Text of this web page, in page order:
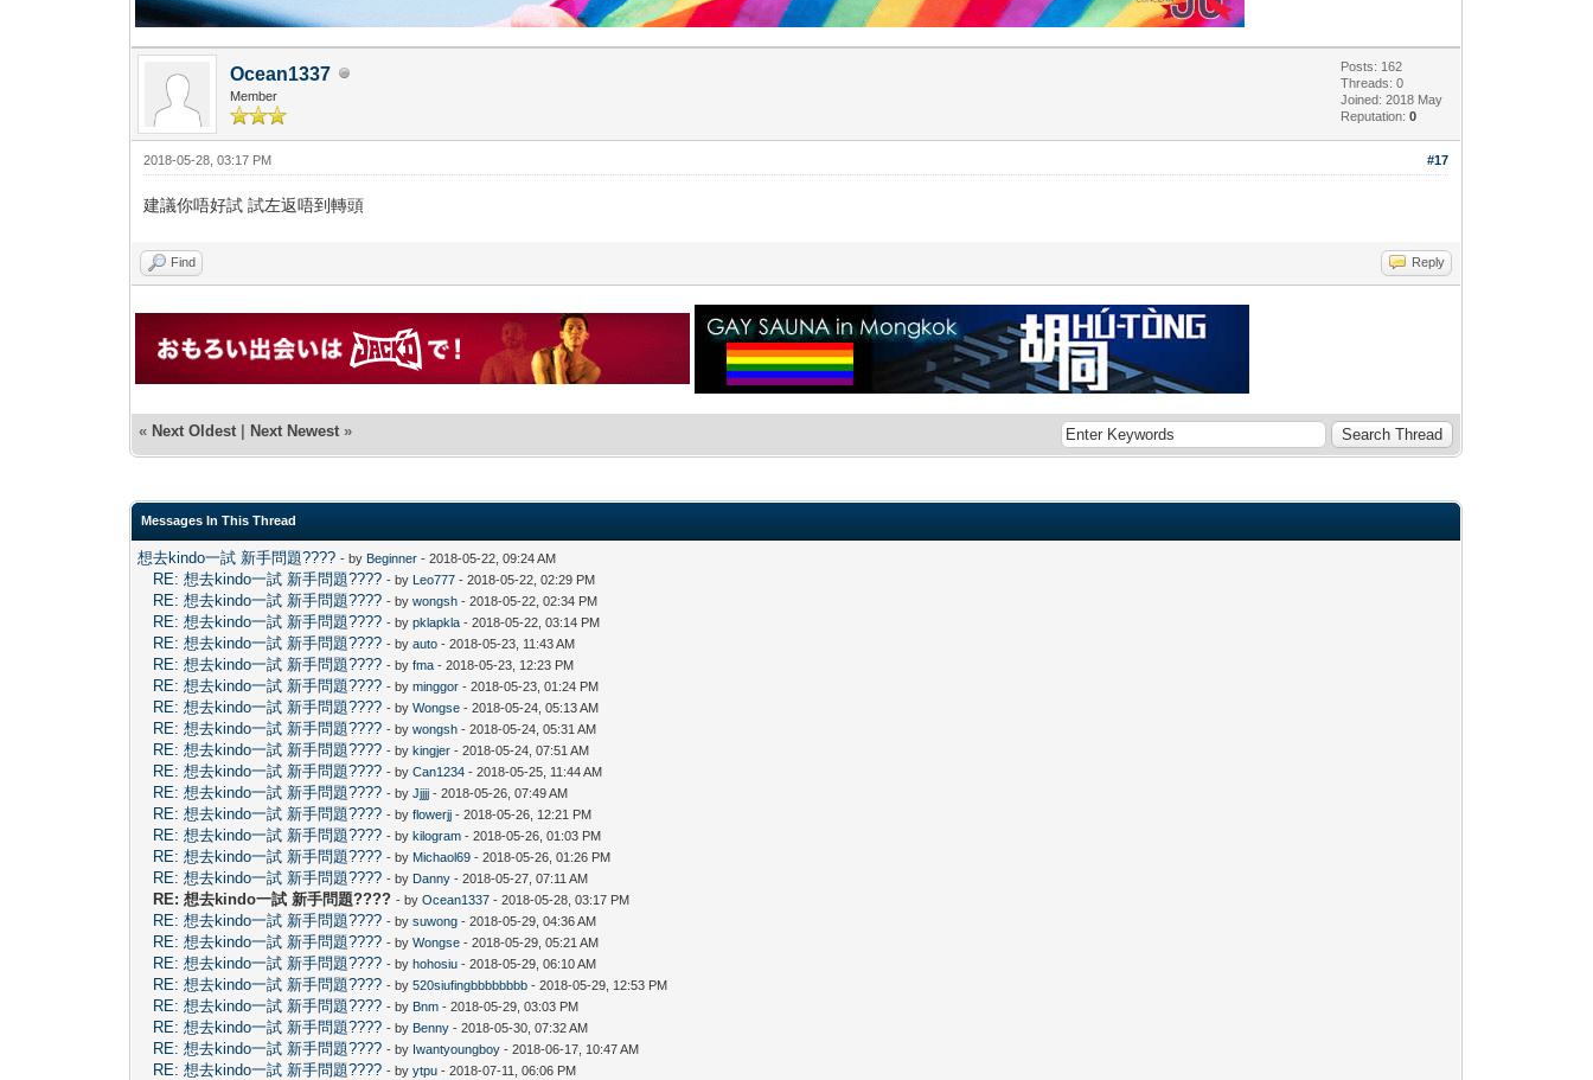
Ocean1337
Member
Posts: 162
Threads: 0
Joined: 2018 May
Reputation:0
#17
2018-05-28, 03:17 PM
建議你唔好試 試左返唔到轉頭
Find Reply
« Next Oldest | Next Newest »
Messages In This Thread
想去kindo一試 新手問題???? - by Beginner - 2018-05-22, 09:24 AM
RE: 想去kindo一試 新手問題???? - by Leo777 - 2018-05-22, 02:29 PM
RE: 想去kindo一試 新手問題???? - bywongsh - 2018-05-22, 02:34 PM
RE: 想去kindo一試 新手問題???? - bypklapkla - 2018-05-22, 03:14 PM
RE: 想去kindo一試 新手問題???? - byauto - 2018-05-23, 11:43 AM
RE: 想去kindo一試 新手問題???? - byfma - 2018-05-23, 12:23 PM
RE: 想去kindo一試 新手問題???? - byminggor - 2018-05-23, 01:24 PM
RE: 想去kindo一試 新手問題???? - byWongse - 2018-05-24, 05:13 AM
RE: 想去kindo一試 新手問題???? - bywongsh - 2018-05-24, 05:31 AM
RE: 想去kindo一試 新手問題???? - bykingjer - 2018-05-24, 07:51 AM
RE: 想去kindo一試 新手問題???? - byCan1234 - 2018-05-25, 11:44 AM
RE: 想去kindo一試 新手問題???? - byJjjjj - 2018-05-26, 07:49 AM
RE: 想去kindo一試 新手問題???? - byflowerjj - 2018-05-26, 12:21 PM
RE: 想去kindo一試 新手問題???? - bykilogram - 2018-05-26, 01:03 PM
RE: 想去kindo一試 新手問題???? - by Michaol69 - 2018-05-26, 01:26 PM
RE: 想去kindo一試 新手問題???? - by Danny - 2018-05-27, 07:11 AM
RE: 想去kindo一試 新手問題???? - byOcean1337 - 2018-05-28, 03:17 PM
RE: 想去kindo一試 新手問題???? - bysuwong - 2018-05-29, 04:36 AM
RE: 想去kindo一試 新手問題???? - byWongse - 2018-05-29, 05:21 AM
RE: 想去kindo一試 新手問題???? - byhohosiu - 2018-05-29, 06:10 AM
RE: 想去kindo一試 新手問題???? - by520siufingbbbbbbbb - 2018-05-29, 12:53 PM
RE: 想去kindo一試 新手問題???? - by Bnm - 2018-05-29, 03:03 PM
RE: 想去kindo一試 新手問題???? - by Benny - 2018-05-30, 07:32 AM
RE: 想去kindo一試 新手問題???? - by Iwantyoungboy - 2018-06-17, 10:47 AM
RE: 想去kindo一試 新手問題???? - byytpu - 2018-07-11, 06:06 PM